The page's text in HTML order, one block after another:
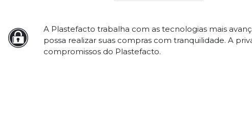
A Plastefacto trabalha com as tecnologias mais
possa realizar suas compras com tranquilidade. A
compromissos do Plastefacto.